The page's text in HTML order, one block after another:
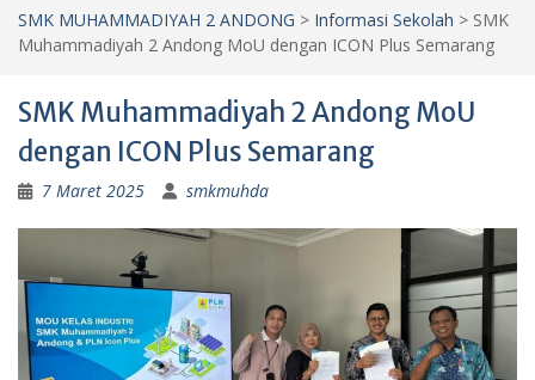
SMK MUHAMMADIYAH 2 ANDONG > Informasi Sekolah > SMK
Muhammadiyah 2 Andong MoU dengan ICON Plus Semarang
SMK Muhammadiyah 2 Andong MoU
dengan ICON Plus Semarang
7 Maret 2025 smkmuhda